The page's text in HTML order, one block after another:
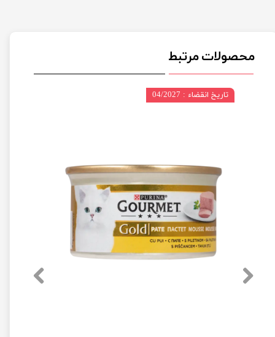
محصولات مرتبط
تاریخ انقضاء : 04/2027